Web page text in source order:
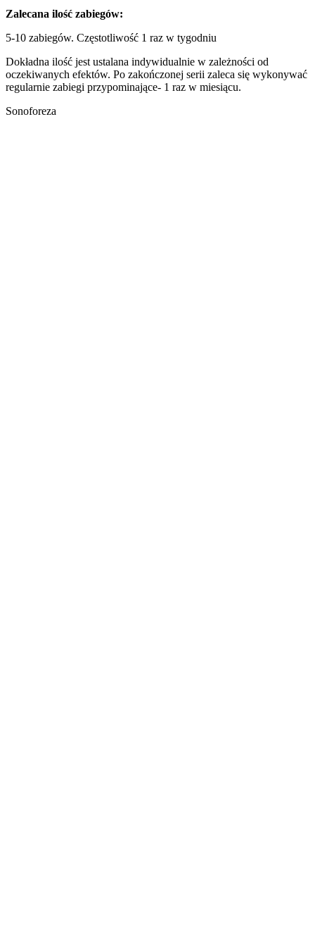
Zalecana ilość zabiegów:
5-10 zabiegów. Częstotliwość 1 raz w tygodniu
Dokładna ilość jest ustalana indywidualnie w zależności od
oczekiwanych efektów. Po zakończonej serii zaleca się wykonywać
regularnie zabiegi przypominające- 1 raz w miesiącu.
Sonoforeza